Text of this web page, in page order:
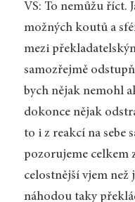
VS: To nemůžu říct.
možných koutů a
mezi
samozřejmě
bych nějak nemohl
dokonce nějak
to i z reakcí na sebe
pozorujeme celkem
celostnější vjem než
náhodou taky